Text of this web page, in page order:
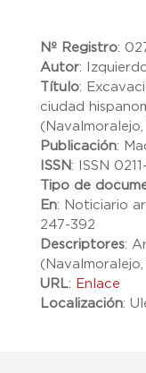
Nº Registro:
Autor:
Título:
ciudad
(Navalmoralejo,
Publicación:
ISSN:
ISSN
Tipo de
En: Noticiario
247-392
Descriptores:
URL: Enlace
Localización: